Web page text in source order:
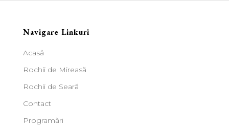
Navigare Linkuri
Acasă
Rochii de Mireasă
Rochii de Seară
Contact
Programări